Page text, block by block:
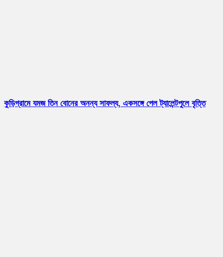
কুড়িগ্রামে যমজ তিন বোনের অনন্য সাফল্য, একসঙ্গে পেল ট্যালেন্টপুলে বৃত্তি